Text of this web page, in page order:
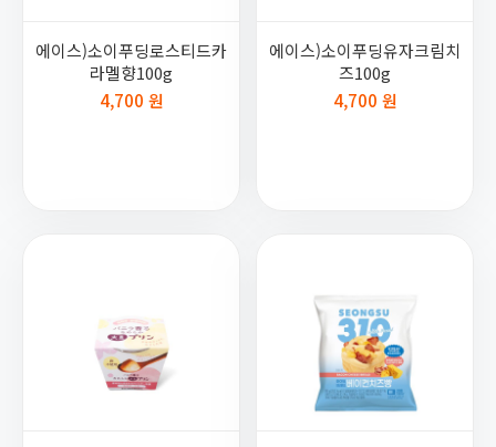
에이스)소이푸딩로스티드카
라멜향100g
4,700 원
에이스)소이푸딩유자크림치
즈100g
4,700 원